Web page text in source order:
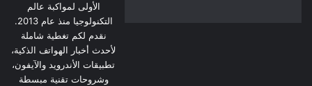
الأولى لمواكبة عالم
التكنولوجيا منذ عام 2013.
نقدم لكم تغطية شاملة
لأحدث أخبار الهواتف الذكية،
تطبيقات الأندرويد والآيفون،
وشروحات تقنية مبسطة